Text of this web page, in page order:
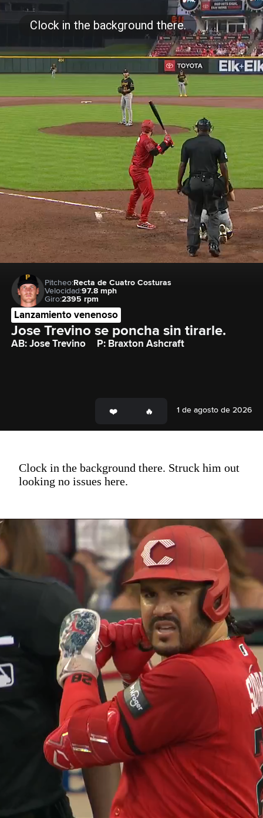
Pitcheo:Recta de Cuatro Costuras
Velocidad:97.8 mph
Giro:2395 rpm
Lanzamiento venenoso
Jose Trevino se poncha sin tirarle.
AB: Jose Trevino P: Braxton Ashcraft
1 de agosto de 2026
Clock in the background there. Struck him out
looking no issues here.